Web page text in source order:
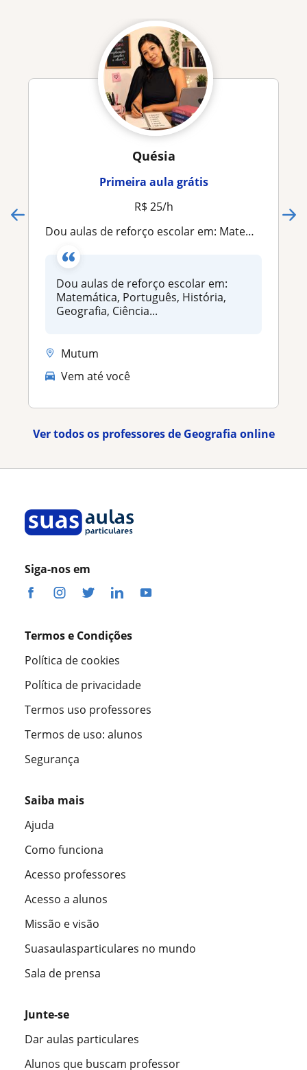
Quésia
Primeira aula grátis
R$ 25/h
Dou aulas de reforço escolar em: Matemática, Português, História, Geografia, Ciências e Inglês básico
Dou aulas de reforço escolar em:
Matemática, Português, História,
Geografia, Ciência...
Mutum
Vem até você
Ver todos os professores de Geografia online
Siga-nos em
Termos e Condições
Política de cookies
Política de privacidade
Termos uso professores
Termos de uso: alunos
Segurança
Saiba mais
Ajuda
Como funciona
Acesso professores
Acesso a alunos
Missão e visão
Suasaulasparticulares no mundo
Sala de prensa
Junte-se
Dar aulas particulares
Alunos que buscam professor